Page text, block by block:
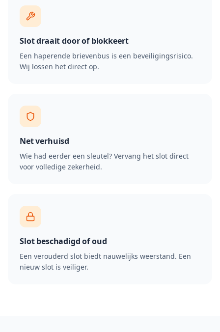
Slot draait door of blokkeert
Een haperende brievenbus is een beveiligingsrisico.
Wij lossen het direct op.
Net verhuisd
Wie had eerder een sleutel? Vervang het slot direct
voor volledige zekerheid.
Slot beschadigd of oud
Een verouderd slot biedt nauwelijks weerstand. Een
nieuw slot is veiliger.